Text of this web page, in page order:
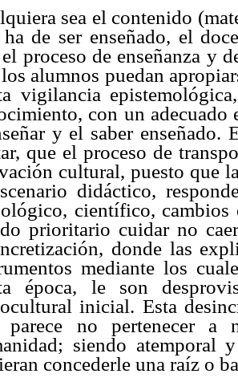
sea el contenido
de ser enseñado, el
proceso de enseñanza y
alumnos puedan
vigilancia
con un
y el saber
que el proceso de
cultural, puesto que
didáctico,
científico,
prioritario cuidar no
donde las
mediante los
época, le son
inicial. Esta
parece no pertenecer
siendo atemporal
concederle una raíz o